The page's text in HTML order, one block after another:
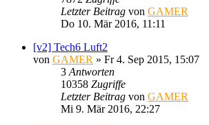
Letzter Beitrag von GAMER
Do 10. Mär 2016, 11:11
[v2] Tech6 Luft2
von GAMER » Fr 4. Sep 2015, 15:07
3 Antworten
10358 Zugriffe
Letzter Beitrag von GAMER
Mi 9. Mär 2016, 22:27